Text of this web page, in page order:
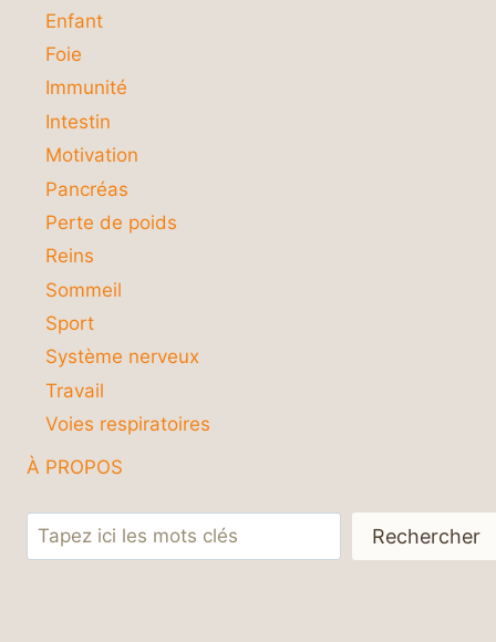
Enfant
Foie
Immunité
Intestin
Motivation
Pancréas
Perte de poids
Reins
Sommeil
Sport
Système nerveux
Travail
Voies respiratoires
À PROPOS
Rechercher Rechercher